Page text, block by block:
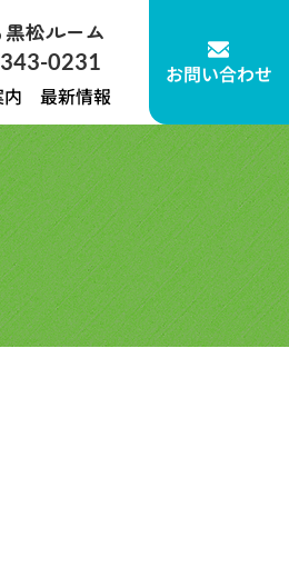
松ルーム
0231
最新情報
お問い合わせ